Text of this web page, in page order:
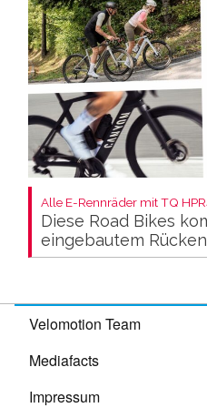
Alle E-Rennräder mit TQ
Diese Road Bikes
eingebautem
Velomotion Team
Mediafacts
Impressum